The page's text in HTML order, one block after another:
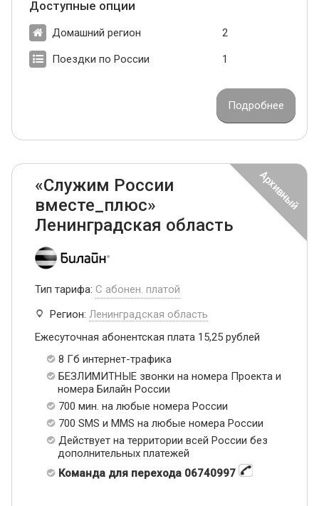
Доступные опции
Домашний регион 2
Поездки по России 1
Подробнее
«Служим России
вместе_плюс»
Ленинградская область
Тип тарифа: С абонен. платой
Регион: Ленинградская область
Ежесуточная абонентская плата 15,25 рублей
8 Гб интернет-трафика
БЕЗЛИМИТНЫЕ звонки на номера Проекта и
номера Билайн России
700 мин. на любые номера России
700 SMS и MMS на любые номера России
Действует на территории всей России без
дополнительных платежей
Команда для перехода 06740997